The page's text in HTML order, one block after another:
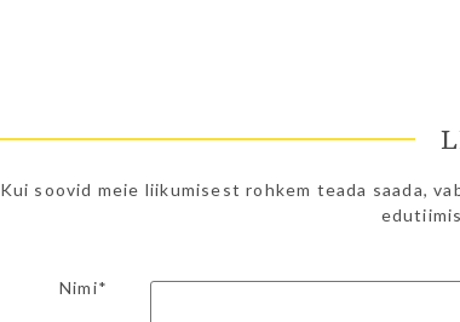
Kui soovid meie liikumisest rohkem teada saada,
Nimi*